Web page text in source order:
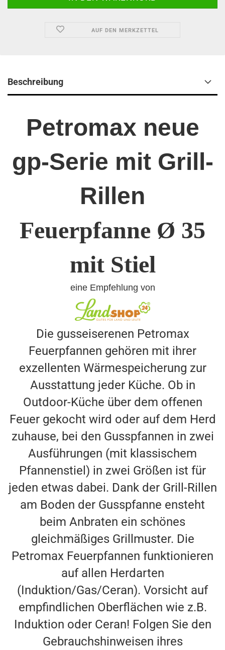
AUF DEN MERKZETTEL
Beschreibung
Petromax neue
gp-Serie mit Grill-
Rillen
Feuerpfanne Ø 35
mit Stiel
eine Empfehlung von
Die gusseiserenen Petromax
Feuerpfannen gehören mit ihrer
exzellenten Wärmespeicherung zur
Ausstattung jeder Küche. Ob in
Outdoor-Küche über dem offenen
Feuer gekocht wird oder auf dem Herd
zuhause, bei den Gusspfannen in zwei
Ausführungen (mit klassischem
Pfannenstiel) in zwei Größen ist für
jeden etwas dabei. Dank der Grill-Rillen
am Boden der Gusspfanne ensteht
beim Anbraten ein schönes
gleichmäßiges Grillmuster. Die
Petromax Feuerpfannen funktionieren
auf allen Herdarten
(Induktion/Gas/Ceran). Vorsicht auf
empfindlichen Oberflächen wie z.B.
Induktion oder Ceran! Folgen Sie den
Gebrauchshinweisen ihres